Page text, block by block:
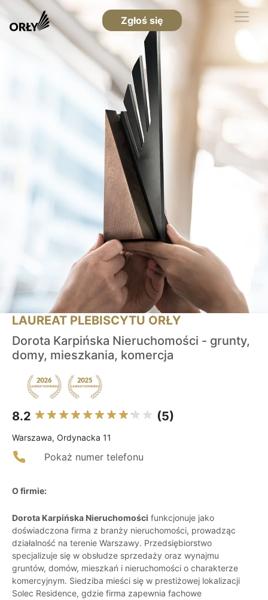
Zgłoś się
LAUREAT PLEBISCYTU ORŁY
Dorota Karpińska Nieruchomości - grunty,
domy, mieszkania, komercja
8.2 (5)
Warszawa, Ordynacka 11
Pokaż numer telefonu
O firmie:
Dorota Karpińska Nieruchomości funkcjonuje jako
doświadczona firma z branży nieruchomości, prowadząc
działalność na terenie Warszawy. Przedsiębiorstwo
specjalizuje się w obsłudze sprzedaży oraz wynajmu
gruntów, domów, mieszkań i nieruchomości o charakterze
komercyjnym. Siedziba mieści się w prestiżowej lokalizacji
Solec Residence, gdzie firma zapewnia fachowe